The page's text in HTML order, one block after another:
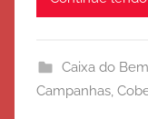
Caixa do Bem
Campanhas,